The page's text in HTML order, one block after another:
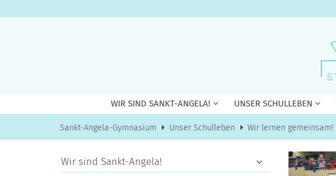
WIR SIND SANKT-ANGELA! UNSER SCHULLEBEN
Sankt-Angela-Gymnasium Unser Schulleben Wir lernen gemeinsam!
Wir sind Sankt-Angela!